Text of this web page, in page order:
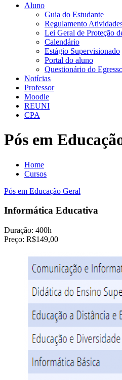
Aluno
Guia do Estudante
Regulamento
Lei Geral de Proteção
Calendário
Estágio Supervisionado
Portal do aluno
Questionário do
Notícias
Professor
Moodle
REUNI
CPA
Pós em
Home
Cursos
Pós em Educação Geral
Informática Educativa
Duração: 400h
Preço: R$149,00